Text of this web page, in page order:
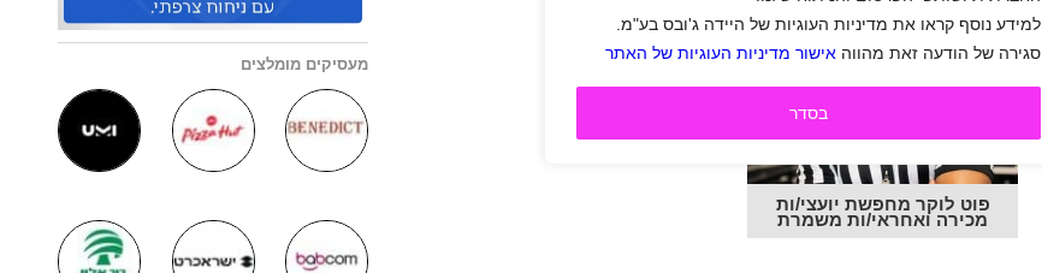
למידע נוסף קראו את מדיניות העוגיות של היידה ג'ובס בע"מ.
סגירה של הודעה זאת מהווה אישור מדיניות העוגיות של האתר
בסדר
פוט לוקר מחפשת יועצי/ות
מכירה ואחראי/ות משמרת
מעסיקים מומלצים